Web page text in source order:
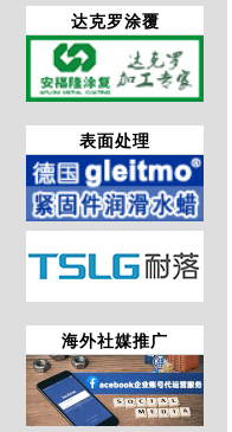
达克罗涂覆
表面处理
海外社媒推广